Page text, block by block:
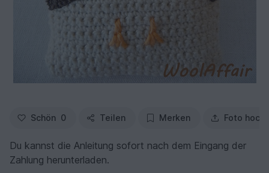
Schön 0 Teilen Merken Foto
Du kannst die Anleitung sofort nach dem Eingang der
Zahlung herunterladen.